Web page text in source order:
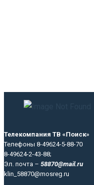
Телекомпания ТВ «Поиск»
Телефоны 8-49624-5-88-70
8-49624-2-43-88;
Эл. почта – 58870@mail.ru
klin_58870@mosreg.ru